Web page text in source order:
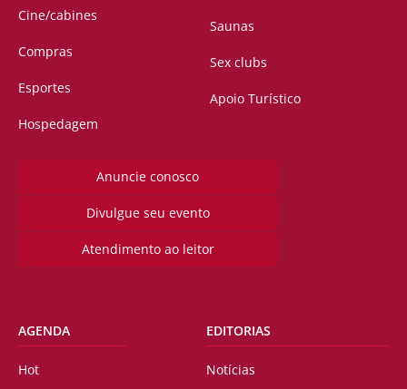
Cine/cabines
Compras
Esportes
Hospedagem
Saunas
Sex clubs
Apoio Turístico
Anuncie conosco
Divulgue seu evento
Atendimento ao leitor
AGENDA
Hot
EDITORIAS
Notícias